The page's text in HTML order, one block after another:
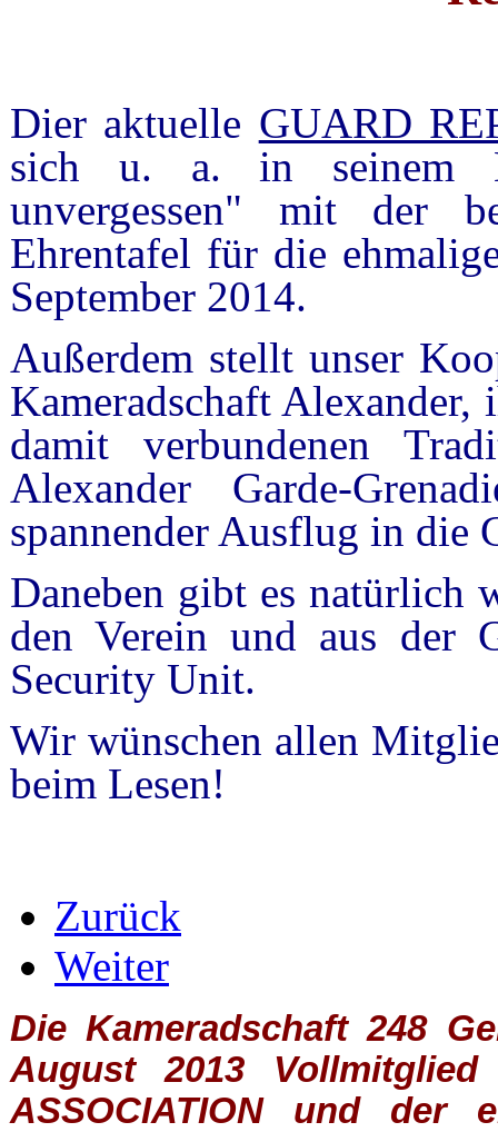
Dier aktuelle GUARD
sich u. a. in seinem
unvergessen" mit der
Ehrentafel für die
September 2014.
Außerdem stellt unser
Kameradschaft Alexander,
damit verbundenen
Alexander Garde-
spannender Ausflug in die
Daneben gibt es natürlich
den Verein und aus der
Security Unit.
Wir wünschen allen
beim Lesen!
Zurück
Weiter
Die Kameradschaft 248
August 2013
ASSOCIATIONund der